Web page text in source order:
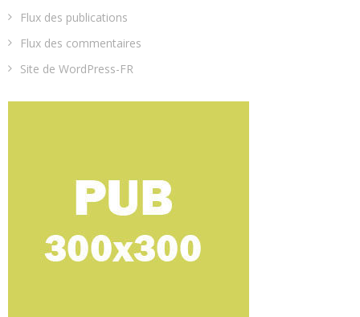
Flux des publications
Flux des commentaires
Site de WordPress-FR